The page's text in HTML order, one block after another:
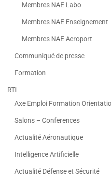
Membres NAE Labo
Membres NAE Enseignement
Membres NAE Aeroport
Communiqué de presse
Formation
RTI
Axe Emploi Formation
Salons – Conferences
Actualité Aéronautique
Intelligence Artificielle
Actualité Défense et Sécurité